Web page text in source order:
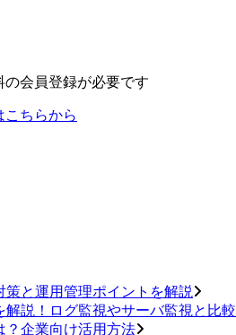
会員登録が必要です
策と運用管理ポイントを解説
解説！ログ監視やサーバ監視と比較
？企業向け活用方法